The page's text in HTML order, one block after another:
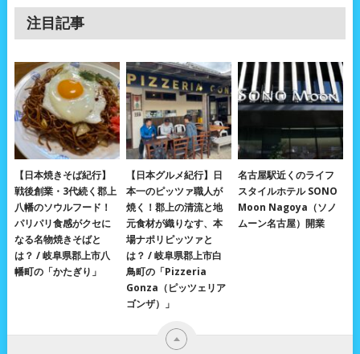
注目記事
【日本焼きそば紀行】
戦後創業・3代続く郡上
八幡のソウルフード！
パリパリ食感がクセに
なる名物焼きそばと
は？ / 岐阜県郡上市八
幡町の「かたぎり」
【日本グルメ紀行】日
本一のピッツァ職人が
焼く！郡上の清流と地
元食材が織りなす、本
場ナポリピッツァと
は？ / 岐阜県郡上市白
鳥町の「Pizzeria
Gonza（ピッツェリア
ゴンザ）」
名古屋駅近くのライフ
スタイルホテル SONO
Moon Nagoya（ソノ
ムーン名古屋）開業